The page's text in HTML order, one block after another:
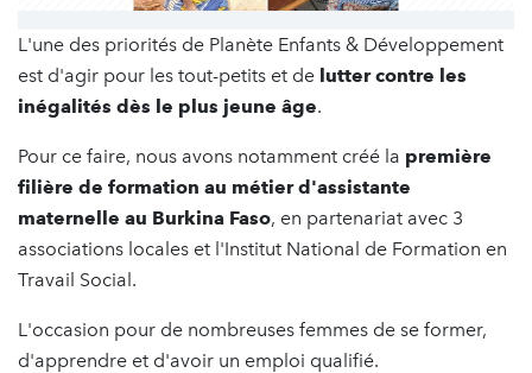
L'une des priorités de Planète Enfants & Développement
est d'agir pour les tout-petits et de lutter contre les
inégalités dès le plus jeune âge.
Pour ce faire, nous avons notamment créé la première
filière de formation au métier d'assistante
maternelle au Burkina Faso, en partenariat avec 3
associations locales et l'Institut National de Formation en
Travail Social.
L'occasion pour de nombreuses femmes de se former,
d'apprendre et d'avoir un emploi qualifié.